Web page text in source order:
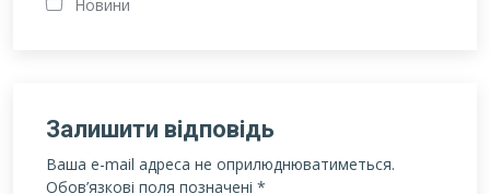
Новини
Залишити відповідь
Ваша e-mail адреса не оприлюднюватиметься.
Обов’язкові поля позначені *